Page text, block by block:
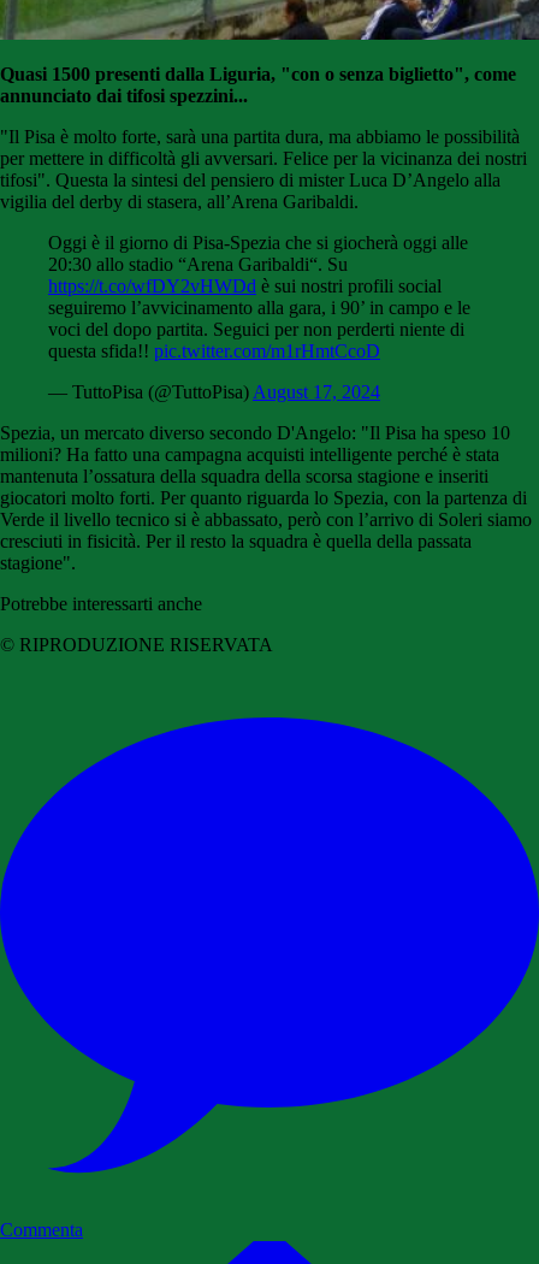
Quasi 1500 presenti dalla Liguria, "con o senza biglietto", come
annunciato dai tifosi spezzini...
"Il Pisa è molto forte, sarà una partita dura, ma abbiamo le possibilità
per mettere in difficoltà gli avversari. Felice per la vicinanza dei nostri
tifosi". Questa la sintesi del pensiero di mister Luca D’Angelo alla
vigilia del derby di stasera, all’Arena Garibaldi.
Oggi è il giorno di Pisa-Spezia che si giocherà oggi alle
20:30 allo stadio “Arena Garibaldi“. Su
https://t.co/wfDY2vHWDd è sui nostri profili social
seguiremo l’avvicinamento alla gara, i 90’ in campo e le
voci del dopo partita. Seguici per non perderti niente di
questa sfida!! pic.twitter.com/m1rHmtCcoD
— TuttoPisa (@TuttoPisa)August 17, 2024
Spezia, un mercato diverso secondo D'Angelo: "Il Pisa ha speso 10
milioni? Ha fatto una campagna acquisti intelligente perché è stata
mantenuta l’ossatura della squadra della scorsa stagione e inseriti
giocatori molto forti. Per quanto riguarda lo Spezia, con la partenza di
Verde il livello tecnico si è abbassato, però con l’arrivo di Soleri siamo
cresciuti in fisicità. Per il resto la squadra è quella della passata
stagione".
Potrebbe interessarti anche
© RIPRODUZIONE RISERVATA
Commenta